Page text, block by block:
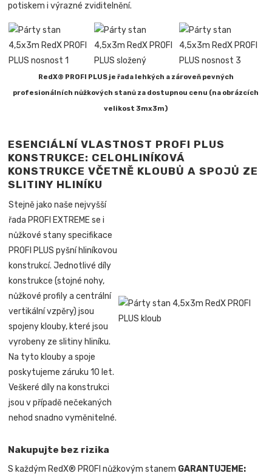
potiskem i výrazné zviditelnění.
RedX® PROFI PLUS je řada lehkých a zároveň pevných
profesionálních nůžkových stanů za dostupnou cenu (na obrázcích
velikost 3mx3m)
ESENCIÁLNÍ VLASTNOST PROFI PLUS
KONSTRUKCE: CELOHLINÍKOVÁ
KONSTRUKCE VČETNĚ KLOUBŮ A SPOJŮ ZE
SLITINY HLINÍKU
Stejně jako naše nejvyšší
řada PROFI EXTREME se i
nůžkové stany specifikace
PROFI PLUS pyšní hliníkovou
konstrukcí. Jednotlivé díly
konstrukce (stojné nohy,
nůžkové profily a centrální
vertikální vzpěry) jsou
spojeny klouby, které jsou
vyrobeny ze slitiny hliníku.
Na tyto klouby a spoje
poskytujeme záruku 10 let.
Veškeré díly na konstrukci
jsou v případě nečekaných
nehod snadno vyměnitelné.
Nakupujte bez rizika
S každým RedX® PROFI nůžkovým stanem GARANTUJEME: